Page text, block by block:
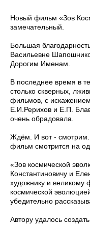
Новый фильм «Зов
замечательный.
Большая
Васильевне
Дорогим Именам.
В последнее время в
столько скверных,
фильмов, с
Е.И.Рерихов и Е.П.
очень обрадовала.
Ждём. И вот - смотрим.
фильм смотрится на
«Зов космической
Константиновичу и
художнику и
космической
убедительно
Автору удалось